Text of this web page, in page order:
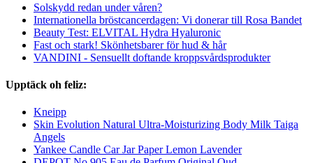
Solskydd redan under våren?
Internationella bröstcancerdagen: Vi donerar till Rosa Bandet
Beauty Test: ELVITAL Hydra Hyaluronic
Fast och stark! Skönhetsbarer för hud & hår
VANDINI - Sensuellt doftande kroppsvårdsprodukter
Upptäck oh feliz:
Kneipp
Skin Evolution Natural Ultra-Moisturizing Body Milk Taiga
Angels
Yankee Candle Car Jar Paper Lemon Lavender